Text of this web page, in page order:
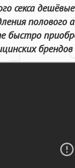
секса
полового
быстро